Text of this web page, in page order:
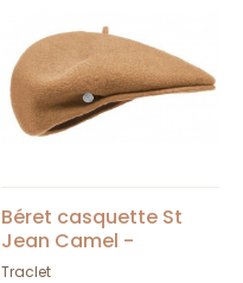
Béret casquette St
Jean Camel -
Héritage par Laulhère
Traclet